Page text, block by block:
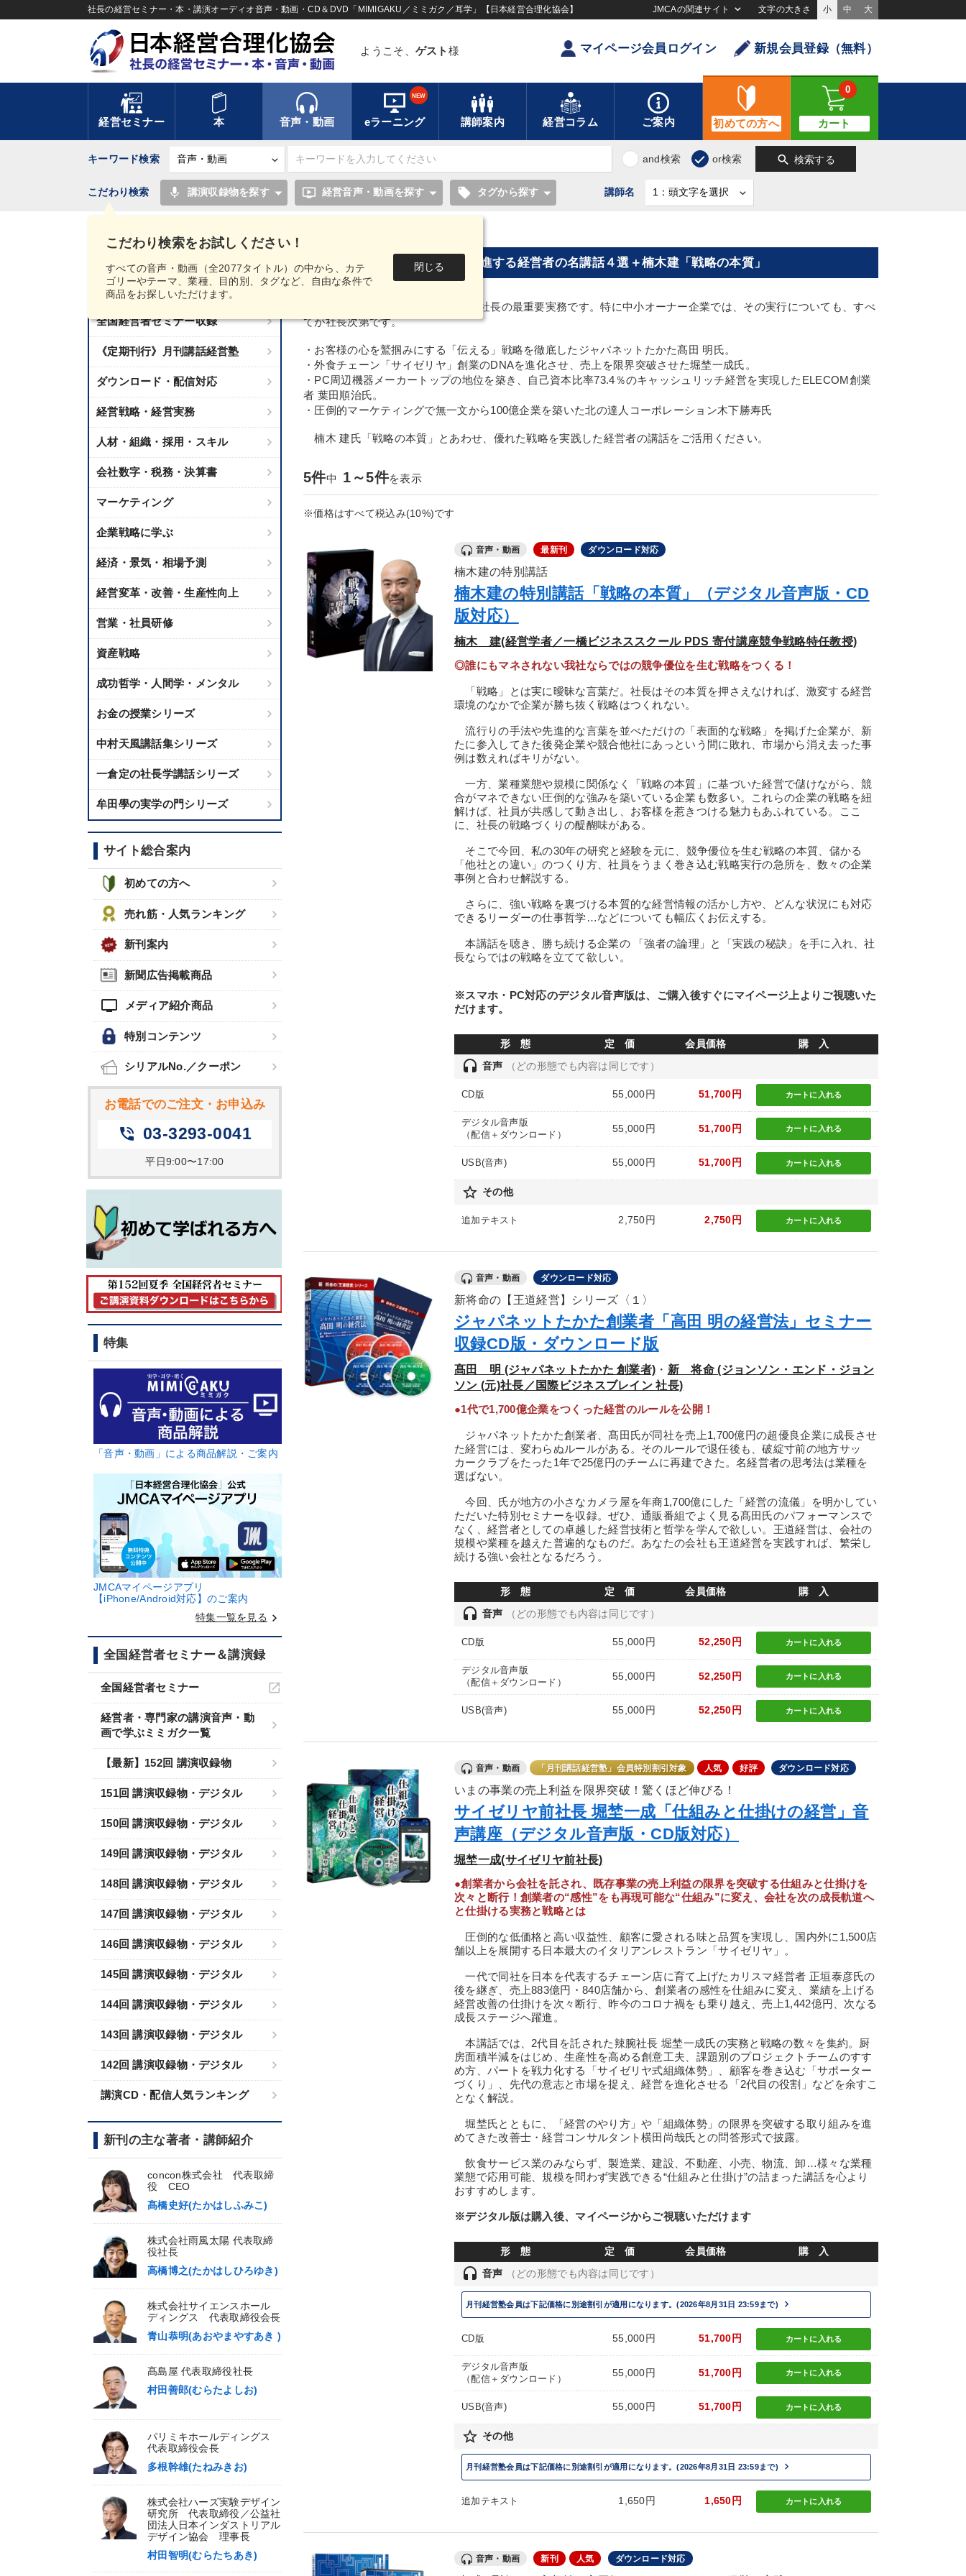
社長の経営セミナー・本・講演オーディオ音声・動画・CD＆DVD「MIMIGAKU／ミミガク／耳学」【日本経営合理化協会】 JMCAの関連サイト 文字の大きさ 小 中 大
ようこそ、 ゲスト 様 マイページ会員ログイン 新規会員登録（無料）
経営セミナー 本 音声・動画 eラーニング
NEW
講師案内 経営コラム ご案内 初めての方へ カート
0
キーワード検索 and検索 or検索 search 検索する
こだわり検索をお試しください！
すべての音声・動画（全2077タイトル）の中から、カテ
ゴリーやテーマ、業種、目的別、タグなど、自由な条件で
商品をお探しいただけます。
閉じる
こだわり検索 mic 講演収録物を探す ondemand_video 経営音声・動画を探す local_offer タグから探す 講師名
講話音声・動画カテゴリー
新刊音声・動画のご案内
全国経営者セミナー収録
《定期刊行》月刊講話経営塾
ダウンロード・配信対応
経営戦略・経営実務
人材・組織・採用・スキル
会社数字・税務・決算書
マーケティング
企業戦略に学ぶ
経済・景気・相場予測
経営変革・改善・生産性向上
営業・社員研修
資産戦略
成功哲学・人間学・メンタル
お金の授業シリーズ
中村天風講話集シリーズ
一倉定の社長学講話シリーズ
牟田學の実学の門シリーズ
サイト総合案内
初めての方へ
売れ筋・人気ランキング
新刊案内
新聞広告掲載商品
tv メディア紹介商品
特別コンテンツ
シリアルNo.／クーポン
お電話でのご注文・お申込み
phone_in_talk 03-3293-0041
平日9:00〜17:00
特集
「音声・動画」による商品解説・ご案内
JMCAマイページアプリ
【iPhone/Android対応】のご案内
特集一覧を見る keyboard_arrow_right
全国経営者セミナー＆講演録
全国経営者セミナー
経営者・専門家の講演音声・動
画で学ぶミミガク一覧
【最新】152回 講演収録物
151回 講演収録物・デジタル
150回 講演収録物・デジタル
149回 講演収録物・デジタル
148回 講演収録物・デジタル
147回 講演収録物・デジタル
146回 講演収録物・デジタル
145回 講演収録物・デジタル
144回 講演収録物・デジタル
143回 講演収録物・デジタル
142回 講演収録物・デジタル
講演CD・配信人気ランキング
新刊の主な著者・講師紹介
concon株式会社 代表取締
役 CEO
髙橋史好(たかはしふみこ)
株式会社雨風太陽 代表取締
役社長
高橋博之(たかはしひろゆき)
株式会社サイエンスホール
ディングス 代表取締役会長
青山恭明(あおやまやすあき )
髙島屋 代表取締役社長
村田善郎(むらたよしお)
パリミキホールディングス
代表取締役会長
多根幹雄(たねみきお)
株式会社ハーズ実験デザイン
研究所 代表取締役／公益社
団法人日本インダストリアル
デザイン協会 理事長
村田智明(むらたちあき)
「儲けの本質」を突く戦略 躍進する経営者の名講話４選＋楠木建「戦略の本質」
戦略づくりは、企業を繁栄させる社長の最重要実務です。特に中小オーナー企業では、その実行についても、すべ
てが社長次第です。
・お客様の心を鷲掴みにする「伝える」戦略を徹底したジャパネットたかた髙田 明氏。
・外食チェーン「サイゼリヤ」創業のDNAを進化させ、売上を限界突破させた堀埜一成氏。
・PC周辺機器メーカートップの地位を築き、自己資本比率73.4％のキャッシュリッチ経営を実現したELECOM創業
者 葉田順治氏。
・圧倒的マーケティングで無一文から100億企業を築いた北の達人コーポレーション木下勝寿氏
楠木 建氏「戦略の本質」とあわせ、優れた戦略を実践した経営者の講話をご活用ください。
5件中 1～5件を表示
※価格はすべて税込み(10%)です
音声・動画 最新刊 ダウンロード対応
楠木建の特別講話
楠木建の特別講話「戦略の本質」（デジタル音声版・CD
版対応）
楠木 建(経営学者／一橋ビジネススクール PDS 寄付講座競争戦略特任教授)
◎誰にもマネされない我社ならではの競争優位を生む戦略をつくる！
「戦略」とは実に曖昧な言葉だ。社長はその本質を押さえなければ、激変する経営
環境のなかで企業が勝ち抜く戦略はつくれない。
流行りの手法や先進的な言葉を並べただけの「表面的な戦略」を掲げた企業が、新
たに参入してきた後発企業や競合他社にあっという間に敗れ、市場から消え去った事
例は数えればキリがない。
一方、業種業態や規模に関係なく「戦略の本質」に基づいた経営で儲けながら、競
合がマネできない圧倒的な強みを築いている企業も数多い。これらの企業の戦略を紐
解けば、社員が共感して動き出し、お客様を惹きつける魅力もあふれている。ここ
に、社長の戦略づくりの醍醐味がある。
そこで今回、私の30年の研究と経験を元に、競争優位を生む戦略の本質、儲かる
「他社との違い」のつくり方、社員をうまく巻き込む戦略実行の急所を、数々の企業
事例と合わせ解説する。
さらに、強い戦略を裏づける本質的な経営情報の活かし方や、どんな状況にも対応
できるリーダーの仕事哲学…などについても幅広くお伝えする。
本講話を聴き、勝ち続ける企業の 「強者の論理」と「実践の秘訣」を手に入れ、社
長ならではの戦略を立てて欲しい。
※スマホ・PC対応のデジタル音声版は、ご購入後すぐにマイページ上よりご視聴いた
だけます。
形 態 定 価 会員価格 購 入
headset 音声 （どの形態でも内容は同じです）
CD版 55,000円 51,700円 カートに 入れる
デジタル音声版
（配信＋ダウンロード）
55,000円 51,700円 カートに 入れる
USB(音声) 55,000円 51,700円 カートに 入れる
star_border その他
追加テキスト 2,750円 2,750円 カートに 入れる
音声・動画 ダウンロード対応
新将命の【王道経営】シリーズ〈１〉
ジャパネットたかた創業者「高田 明の経営法」セミナー
収録CD版・ダウンロード版
髙田 明 (ジャパネットたかた 創業者) ・ 新 将命 (ジョンソン・エンド・ジョン
ソン (元)社長／国際ビジネスブレイン 社長)
●1代で1,700億企業をつくった経営のルールを公開！
ジャパネットたかた創業者、髙田氏が同社を売上1,700億円の超優良企業に成長させ
た経営には、変わらぬルールがある。そのルールで退任後も、破綻寸前の地方サッ
カークラブをたった1年で25億円のチームに再建できた。名経営者の思考法は業種を
選ばない。
今回、氏が地方の小さなカメラ屋を年商1,700億にした「経営の流儀」を明かしてい
ただいた特別セミナーを収録。ぜひ、通販番組でよく見る髙田氏のパフォーマンスで
なく、経営者としての卓越した経営技術と哲学を学んで欲しい。王道経営は、会社の
規模や業種を越えた普遍的なものだ。あなたの会社も王道経営を実践すれば、繁栄し
続ける強い会社となるだろう。
形 態 定 価 会員価格 購 入
headset 音声 （どの形態でも内容は同じです）
CD版 55,000円 52,250円 カートに 入れる
デジタル音声版
（配信＋ダウンロード）
55,000円 52,250円 カートに 入れる
USB(音声) 55,000円 52,250円 カートに 入れる
音声・動画 「月刊講話経営塾」会員特別割引対象 人気 好評 ダウンロード対応
いまの事業の売上利益を限界突破！驚くほど伸びる！
サイゼリヤ前社長 堀埜一成「仕組みと仕掛けの経営」音
声講座（デジタル音声版・CD版対応）
堀埜一成(サイゼリヤ前社長)
●創業者から会社を託され、既存事業の売上利益の限界を突破する仕組みと仕掛けを
次々と断行！創業者の“感性”をも再現可能な“仕組み”に変え、会社を次の成長軌道へ
と仕掛ける実務と戦略とは
圧倒的な低価格と高い収益性、顧客に愛される味と品質を実現し、国内外に1,500店
舗以上を展開する日本最大のイタリアンレストラン「サイゼリヤ」。
一代で同社を日本を代表するチェーン店に育て上げたカリスマ経営者 正垣泰彦氏の
後を継ぎ、売上883億円・840店舗から、創業者の感性を仕組みに変え、業績を上げる
経営改善の仕掛けを次々断行、昨今のコロナ禍をも乗り越え、売上1,442億円、次なる
成長ステージへ躍進。
本講話では、2代目を託された辣腕社長 堀埜一成氏の実務と戦略の数々を集約。厨
房面積半減をはじめ、生産性を高める創意工夫、課題別のプロジェクトチームのすす
め方、パートを戦力化する「サイゼリヤ式組織体勢」、顧客を巻き込む「サポーター
づくり」、先代の意志と市場を捉え、経営を進化させる「2代目の役割」などを余すこ
となく解説。
堀埜氏とともに、「経営のやり方」や「組織体勢」の限界を突破する取り組みを進
めてきた改善士・経営コンサルタント横田尚哉氏との問答形式で披露。
飲食サービス業のみならず、製造業、建設、不動産、小売、物流、卸…様々な業種
業態で応用可能、規模を問わず実践できる“仕組みと仕掛け”の詰まった講話を心より
おすすめします。
※デジタル版は購入後、マイページからご視聴いただけます
形 態 定 価 会員価格 購 入
headset 音声 （どの形態でも内容は同じです）
月刊経営塾会員は下記価格に別途割引が適用になります。(2026年8月31日 23:59まで) keyboard_arrow_right
CD版 55,000円 51,700円 カートに 入れる
デジタル音声版
（配信＋ダウンロード）
55,000円 51,700円 カートに 入れる
USB(音声) 55,000円 51,700円 カートに 入れる
star_border その他
月刊経営塾会員は下記価格に別途割引が適用になります。(2026年8月31日 23:59まで) keyboard_arrow_right
追加テキスト 1,650円 1,650円 カートに 入れる
音声・動画 新刊 人気 ダウンロード対応